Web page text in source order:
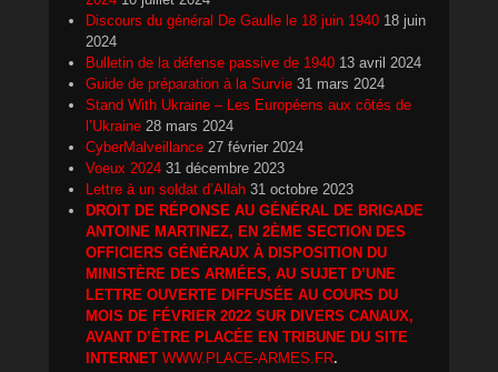
Discours du général De Gaulle le 18 juin 1940 18 juin
2024
Bulletin de la défense passive de 1940 13 avril 2024
Guide de préparation à la Survie 31 mars 2024
Stand With Ukraine – Les Européens aux côtés de
l’Ukraine 28 mars 2024
CyberMalveillance 27 février 2024
Voeux 2024 31 décembre 2023
Lettre à un soldat d’Allah 31 octobre 2023
DROIT DE RÉPONSE AU GÉNÉRAL DE BRIGADE
ANTOINE MARTINEZ, EN 2ÈME SECTION DES
OFFICIERS GÉNÉRAUX À DISPOSITION DU
MINISTÈRE DES ARMÉES, AU SUJET D’UNE
LETTRE OUVERTE DIFFUSÉE AU COURS DU
MOIS DE FÉVRIER 2022 SUR DIVERS CANAUX,
AVANT D’ÊTRE PLACÉE EN TRIBUNE DU SITE
INTERNET WWW.PLACE-ARMES.FR.